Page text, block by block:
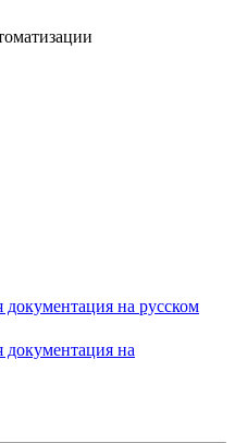
на русском
на